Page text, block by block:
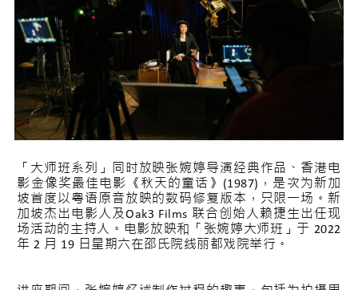
「大师班系列」同时放映张婉婷导演经典作品、香港电
影金像奖最佳电影《秋天的童话》(1987)，是次为新加
坡首度以粤语原音放映的数码修复版本，只限一场。新
加坡杰出电影人及Oak3 Films 联合创始人赖捷生出任现
场活动的主持人。电影放映和「张婉婷大师班」于 2022
年 2 月 19 日星期六在邵氏院线丽都戏院举行。